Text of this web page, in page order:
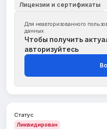
Лицензии и сертификаты
Для неавторизованного
данных
Чтобы получить
авторизуйтесь
Статус
Ликвидирован